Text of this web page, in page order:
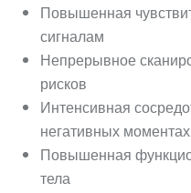
Повышенная
сигналам
Непрерывное
рисков
Интенсивная
негативных
Повышенная
тела